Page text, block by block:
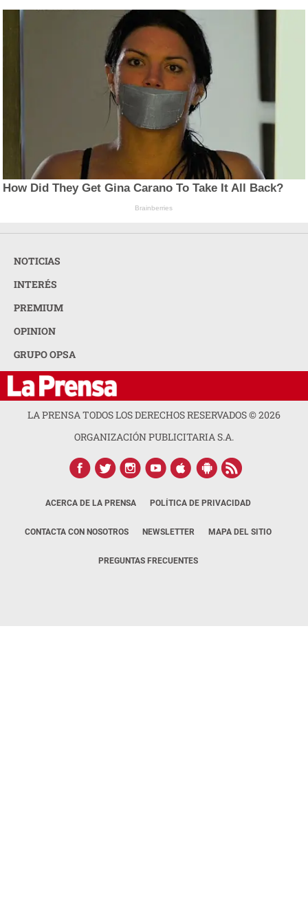
How Did They Get Gina Carano To Take It All Back?
Brainberries
NOTICIAS
INTERÉS
PREMIUM
OPINION
GRUPO OPSA
LA PRENSA TODOS LOS DERECHOS RESERVADOS ©2026
ORGANIZACIÓN PUBLICITARIA S.A.
ACERCA DE LA PRENSA POLÍTICA DE PRIVACIDAD
CONTACTA CON NOSOTROS NEWSLETTER MAPA DEL SITIO
PREGUNTAS FRECUENTES